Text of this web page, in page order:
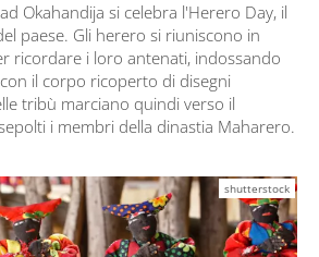
Okahandija si celebra l'Herero Day, il
paese. Gli herero si riuniscono in
ricordare i loro antenati, indossando
il corpo ricoperto di disegni
tribù marciano quindi verso il
i membri della dinastia Maharero.
shutterstock